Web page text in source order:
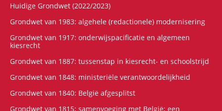
Huidige Grondwet (2022/2023)
Grondwet van 1983: algehele (redactionele) modernisering
Grondwet van 1917: onderwijspacificatie en algemeen
kiesrecht
Grondwet van 1887: tussenstap in kiesrecht- en schoolstrijd
Grondwet van 1848: ministeriële verantwoordelijkheid
Grondwet van 1840: België afgesplitst
Grondwet van 1815: samenvoeging met België: een